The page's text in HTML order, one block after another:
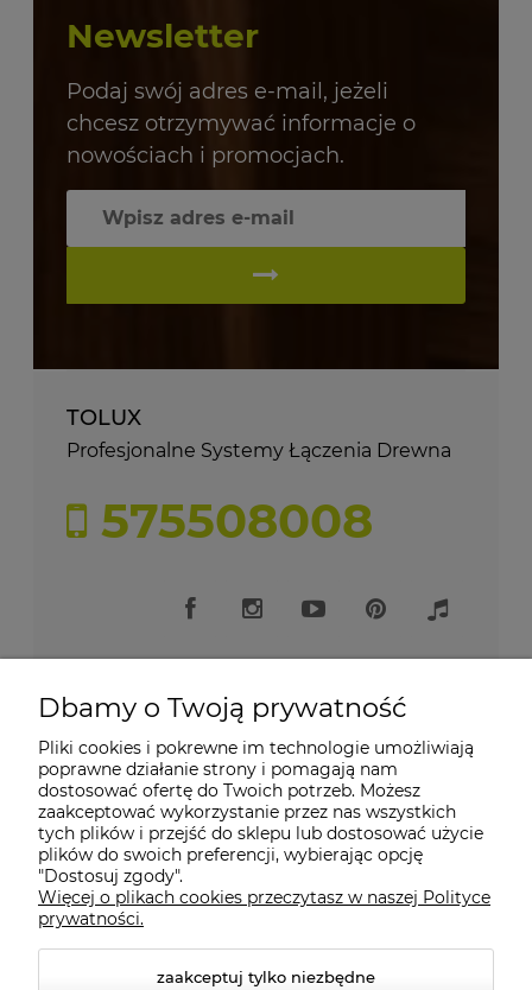
Newsletter
Podaj swój adres e-mail, jeżeli
chcesz otrzymywać informacje o
nowościach i promocjach.
TOLUX
Profesjonalne Systemy Łączenia Drewna
575508008
Moje konto
Płatności i dostawa
Informacje
Dbamy o Twoją prywatność
Pliki cookies i pokrewne im technologie umożliwiają
poprawne działanie strony i pomagają nam
dostosować ofertę do Twoich potrzeb. Możesz
zaakceptować wykorzystanie przez nas wszystkich
tych plików i przejść do sklepu lub dostosować użycie
plików do swoich preferencji, wybierając opcję
"Dostosuj zgody".
Więcej o plikach cookies przeczytasz w naszej Polityce
prywatności.
zaakceptuj tylko niezbędne